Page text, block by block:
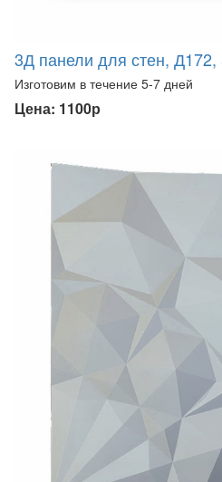
3Д панели для стен, Д172,
Изготовим в течение 5-7 дней
Цена: 1100р